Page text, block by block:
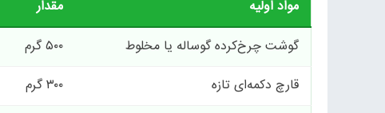
مواد اولیه مقدار
گوشت چرخ‌کرده گوساله یا مخلوط
۵۰۰ گرم
قارچ دکمه‌ای تازه
۳۰۰ گرم